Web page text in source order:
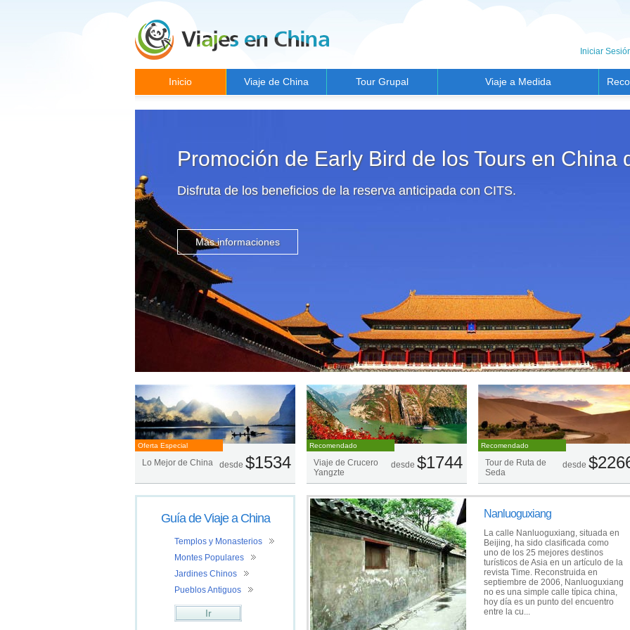
Iniciar
Inicio Viaje de China Tour Grupal Viaje a Medida
Promoción de Early Bird de los Tours en China
Disfruta de los beneficios de la reserva anticipada con CITS.
Más informaciones
Oferta Especial
Lo Mejor de China desde $1534
Recomendado
Viaje de Crucero
Yangzte
desde $1744
Recomendado
Tour de Ruta de
Seda
desde
Guía de Viaje a China
Templos y Monasterios
Montes Populares
Jardines Chinos
Pueblos Antiguos
Ir
Nanluoguxiang
La calle Nanluoguxiang, situada en
Beijing, ha sido clasificada como
uno de los 25 mejores destinos
turísticos de Asia en un artículo de la
revista Time. Reconstruida en
septiembre de 2006, Nanluoguxiang
no es una simple calle típica china,
hoy día es un punto del encuentro
entre la cu...